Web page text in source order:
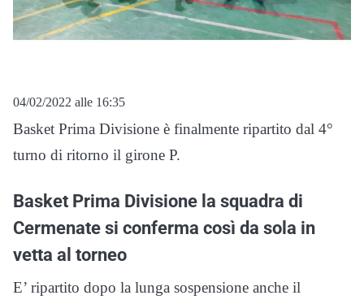
04/02/2022 alle 16:35
Basket Prima Divisione è finalmente ripartito dal 4°
turno di ritorno il girone P.
Basket Prima Divisione la squadra di
Cermenate si conferma così da sola in
vetta al torneo
E’ ripartito dopo la lunga sospensione anche il